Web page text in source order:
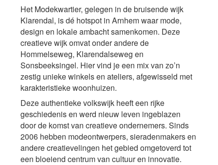
Het Modekwartier, gelegen in de bruisende wijk
Klarendal, is dé hotspot in Arnhem waar mode,
design en lokale ambacht samenkomen. Deze
creatieve wijk omvat onder andere de
Hommelseweg, Klarendalseweg en
Sonsbeeksingel. Hier vind je een mix van zo’n
zestig unieke winkels en ateliers, afgewisseld met
karakteristieke woonhuizen.
Deze authentieke volkswijk heeft een rijke
geschiedenis en werd nieuw leven ingeblazen
door de komst van creatieve ondernemers. Sinds
2006 hebben modeontwerpers, sieradenmakers en
andere creatievelingen het gebied omgetoverd tot
een bloeiend centrum van cultuur en innovatie.